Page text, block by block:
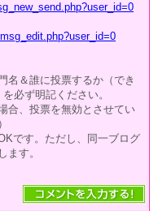
＆誰に投票するか（でき
必ず明記ください。
合、投票を無効とさせてい
です。ただし、同一ブログ
ます。